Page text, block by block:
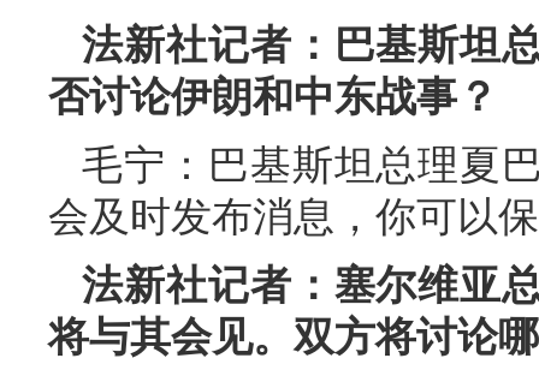
法新社记者：巴基斯坦
否讨论伊朗和中东战事？
毛宁：巴基斯坦总理夏
会及时发布消息，你可以
法新社记者：塞尔维亚
将与其会见。双方将讨论